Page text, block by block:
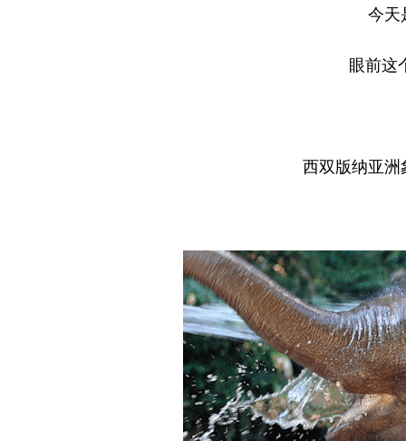
今天
眼前这
西双版纳亚洲